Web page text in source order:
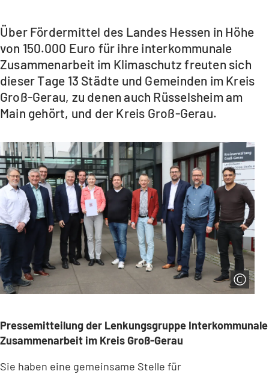
Über Fördermittel des Landes Hessen in Höhe
von 150.000 Euro für ihre interkommunale
Zusammenarbeit im Klimaschutz freuten sich
dieser Tage 13 Städte und Gemeinden im Kreis
Groß-Gerau, zu denen auch Rüsselsheim am
Main gehört, und der Kreis Groß-Gerau.
Pressemitteilung der Lenkungsgruppe Interkommunale
Zusammenarbeit im Kreis Groß-Gerau
Sie haben eine gemeinsame Stelle für